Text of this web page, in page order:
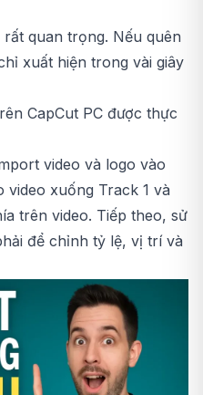
quan trọng. Nếu quên
xuất hiện trong vài giây
CapCut PC được thực
video và logo vào
video xuống Track 1 và
trên video. Tiếp theo, sử
để chỉnh tỷ lệ, vị trí và